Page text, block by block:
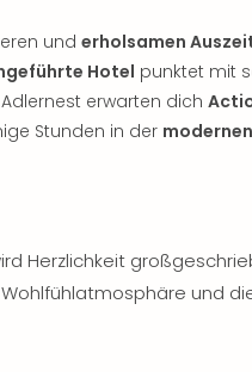
und erholsamen
Hotel punktet mit
erwarten dich
Stunden in der
Herzlichkeit
und